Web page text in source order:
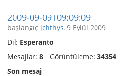
2009-09-09T09:09:09
başlangıç jchthys, 9 Eylül 2009
Dil: Esperanto
Mesajlar: 8 Görüntüleme: 34354
Son mesaj